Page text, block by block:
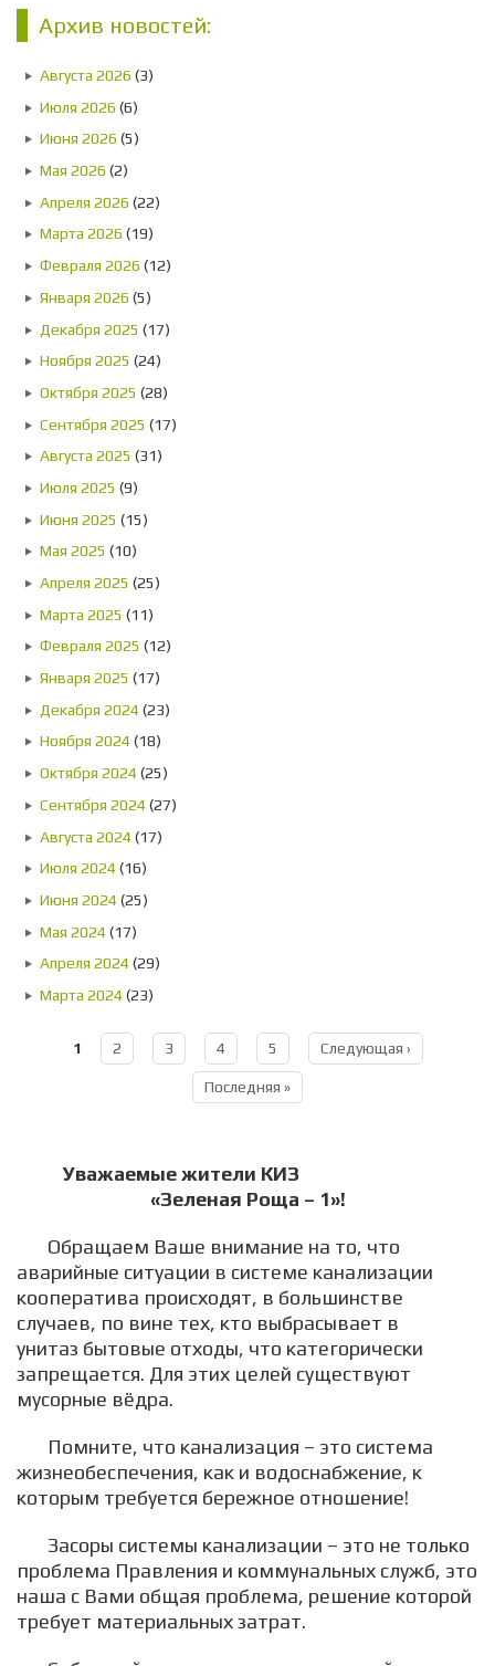
Архив новостей:
Августа 2026 (3)
Июля 2026 (6)
Июня 2026 (5)
Мая 2026 (2)
Апреля 2026 (22)
Марта 2026 (19)
Февраля 2026 (12)
Января 2026 (5)
Декабря 2025 (17)
Ноября 2025 (24)
Октября 2025 (28)
Сентября 2025 (17)
Августа 2025 (31)
Июля 2025 (9)
Июня 2025 (15)
Мая 2025 (10)
Апреля 2025 (25)
Марта 2025 (11)
Февраля 2025 (12)
Января 2025 (17)
Декабря 2024 (23)
Ноября 2024 (18)
Октября 2024 (25)
Сентября 2024 (27)
Августа 2024 (17)
Июля 2024 (16)
Июня 2024 (25)
Мая 2024 (17)
Апреля 2024 (29)
Марта 2024 (23)
Страницы
1 2 3 4 5 Следующая ›
Последняя »
Уважаемые жители КИЗ
«Зеленая Роща – 1»!
Обращаем Ваше внимание на то, что
аварийные ситуации в системе канализации
кооператива происходят, в большинстве
случаев, по вине тех, кто выбрасывает в
унитаз бытовые отходы, что категорически
запрещается. Для этих целей существуют
мусорные вёдра.
Помните, что канализация – это система
жизнеобеспечения, как и водоснабжение, к
которым требуется бережное отношение!
Засоры системы канализации – это не только
проблема Правления и коммунальных служб, это
наша с Вами общая проблема, решение которой
требует материальных затрат.